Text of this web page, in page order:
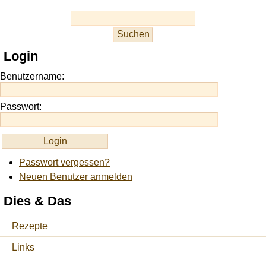
site
https://onlineslots.money/
Login
Benutzername:
Passwort:
Passwort vergessen?
Neuen Benutzer anmelden
Dies & Das
Rezepte
Links